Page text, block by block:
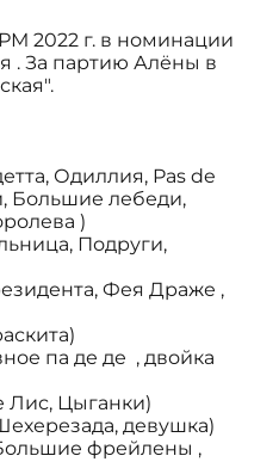
2022 г. в номинации
. За партию Алёны в
Одиллия, Pas de
Большие лебеди,
)
Подруги,
Фея Драже ,
па де де , двойка
Лис, Цыганки)
девушка)
фрейлены ,